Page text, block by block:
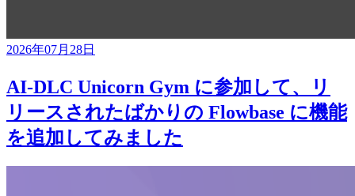
2026年07月28日
AI-DLC Unicorn Gym に参加して、リ
リースされたばかりの Flowbase に機能
を追加してみました